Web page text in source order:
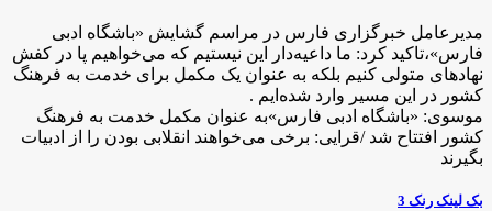
مدیرعامل خبرگزاری فارس در مراسم گشایش «باشگاه ادبی
فارس»،‌تاکید کرد: ما داعیه‌دار این نیستیم که می‌خواهیم پا در کفش
نهادهای متولی کنیم بلکه به عنوان یک مکمل برای خدمت به فرهنگ
کشور در این مسیر وارد شده‌ایم .
موسوی: «‌باشگاه ادبی فارس»به عنوان مکمل خدمت به فرهنگ
کشور افتتاح شد /قرایی: برخی می‌خواهند انقلابی بودن را از ادبیات
بگیرند
بک لینک رنک 3